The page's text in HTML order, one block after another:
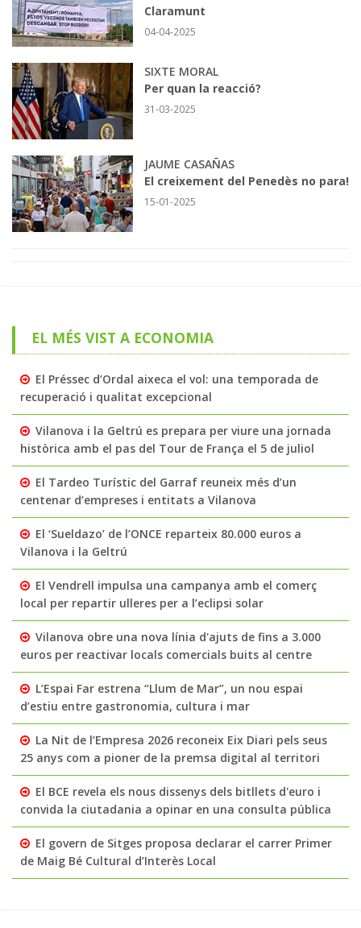
Claramunt
04-04-2025
SIXTE MORAL
Per quan la reacció?
31-03-2025
JAUME CASAÑAS
El creixement del Penedès no para!
15-01-2025
EL MÉS VIST A ECONOMIA
El Préssec d’Ordal aixeca el vol: una temporada de
recuperació i qualitat excepcional
Vilanova i la Geltrú es prepara per viure una jornada
històrica amb el pas del Tour de França el 5 de juliol
El Tardeo Turístic del Garraf reuneix més d’un
centenar d’empreses i entitats a Vilanova
El ‘Sueldazo’ de l’ONCE reparteix 80.000 euros a
Vilanova i la Geltrú
El Vendrell impulsa una campanya amb el comerç
local per repartir ulleres per a l’eclipsi solar
Vilanova obre una nova línia d'ajuts de fins a 3.000
euros per reactivar locals comercials buits al centre
L’Espai Far estrena “Llum de Mar”, un nou espai
d’estiu entre gastronomia, cultura i mar
La Nit de l’Empresa 2026 reconeix Eix Diari pels seus
25 anys com a pioner de la premsa digital al territori
El BCE revela els nous dissenys dels bitllets d'euro i
convida la ciutadania a opinar en una consulta pública
El govern de Sitges proposa declarar el carrer Primer
de Maig Bé Cultural d’Interès Local